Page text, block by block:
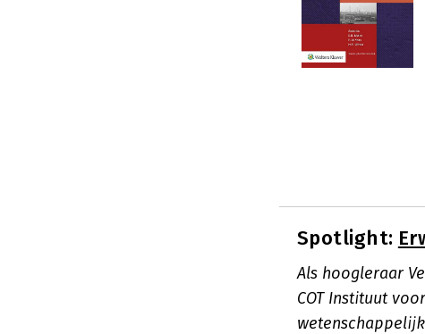
Spotlight:
Als hoogleraar
COT Instituut